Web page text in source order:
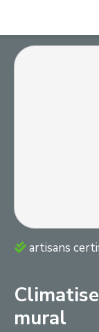
artisans
mural